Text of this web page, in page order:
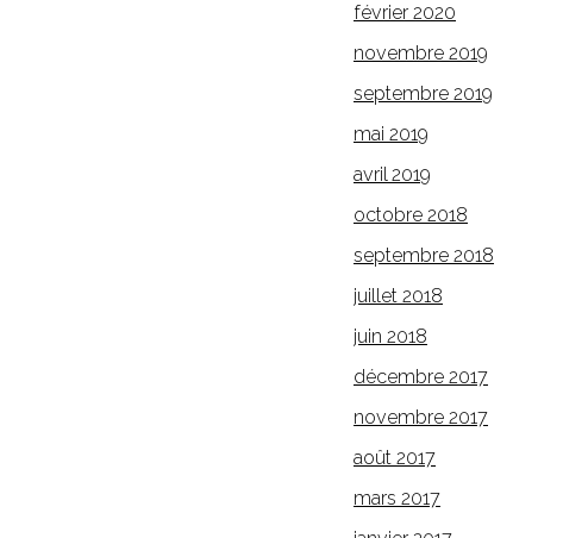
février 2020
novembre 2019
septembre 2019
mai 2019
avril 2019
octobre 2018
septembre 2018
juillet 2018
juin 2018
décembre 2017
novembre 2017
août 2017
mars 2017